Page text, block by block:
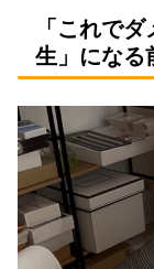
「これで
生」になる